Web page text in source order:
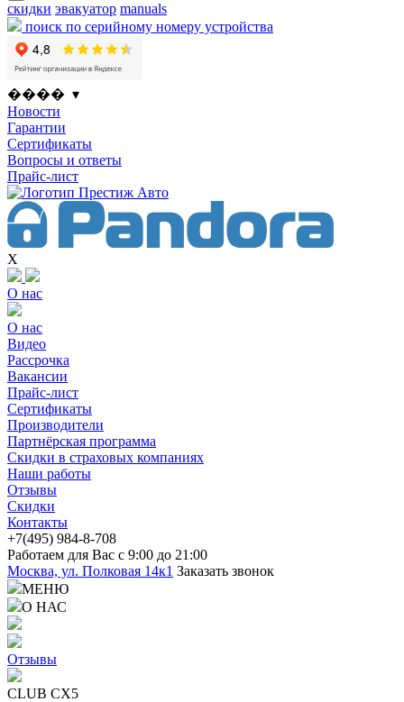
скидки эвакуатор manuals
поиск по серийному номеру устройства
���� ▾
Новости
Гарантии
Сертификаты
Вопросы и ответы
Прайс-лист
X
О нас
О нас
Видео
Рассрочка
Вакансии
Прайс-лист
Сертификаты
Производители
Партнёрская программа
Скидки в страховых компаниях
Наши работы
Отзывы
Скидки
Контакты
+7(495) 984-8-708
Работаем для Вас с 9:00 до 21:00
Москва, ул. Полковая 14к1 Заказать звонок
МЕНЮ
О НАС
Отзывы
CLUB CX5